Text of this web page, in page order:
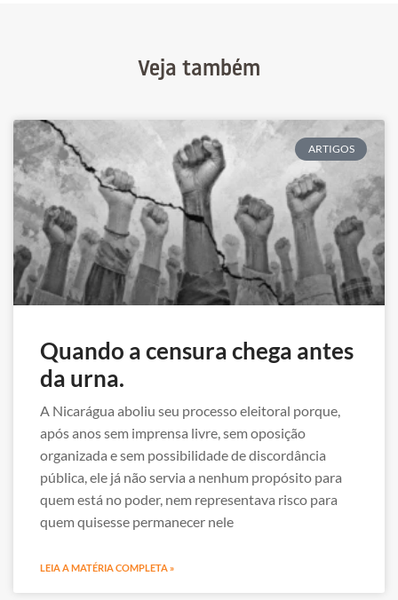
Veja também
ARTIGOS
Quando a censura chega antes
da urna.
A Nicarágua aboliu seu processo eleitoral porque,
após anos sem imprensa livre, sem oposição
organizada e sem possibilidade de discordância
pública, ele já não servia a nenhum propósito para
quem está no poder, nem representava risco para
quem quisesse permanecer nele
LEIA A MATÉRIA COMPLETA »